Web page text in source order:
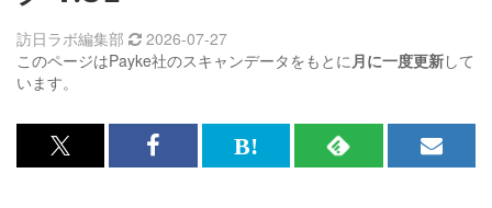
このページはPayke社のスキャンデータをもとに月に一度更新して
います。
訪日ラボ編集部 2026-07-27
x<br>
Facebook<br>
は
RSS
メ